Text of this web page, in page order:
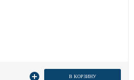
В КОРЗИНУ